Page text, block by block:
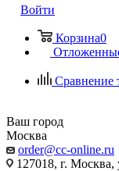
Войти
Корзина0
Сравнение
Ваш город
Москва
order@cc-online.ru
127018, г. Москва,